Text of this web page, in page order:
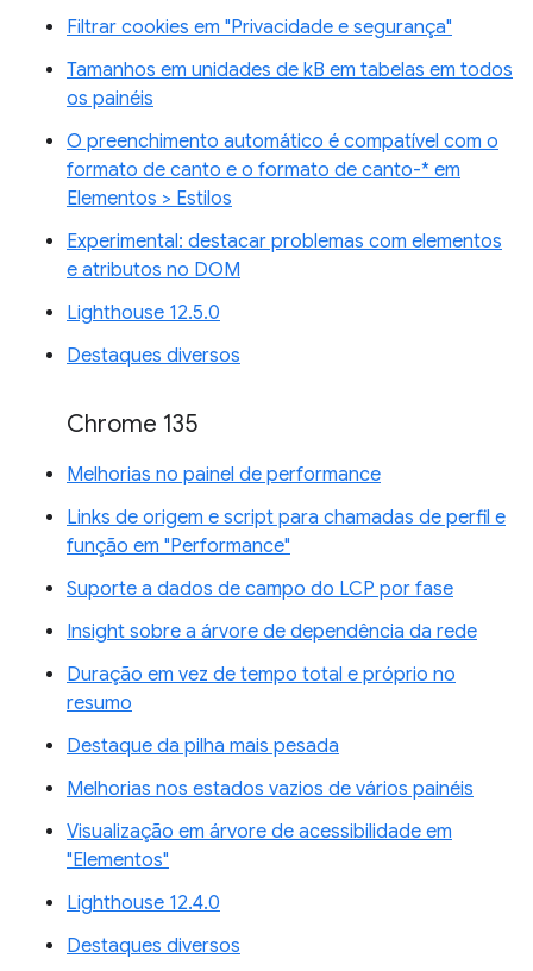
Filtrar cookies em "Privacidade e segurança"
Tamanhos em unidades de kB em tabelas em todos
os painéis
O preenchimento automático é compatível com o
formato de canto e o formato de canto-* em
Elementos > Estilos
Experimental: destacar problemas com elementos
e atributos no DOM
Lighthouse 12.5.0
Destaques diversos
Chrome 135
Melhorias no painel de performance
Links de origem e script para chamadas de perfil e
função em "Performance"
Suporte a dados de campo do LCP por fase
Insight sobre a árvore de dependência da rede
Duração em vez de tempo total e próprio no
resumo
Destaque da pilha mais pesada
Melhorias nos estados vazios de vários painéis
Visualização em árvore de acessibilidade em
"Elementos"
Lighthouse 12.4.0
Destaques diversos